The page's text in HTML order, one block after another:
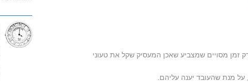
זמן מסויים שמצביע שאכן המעסיק שקל את טעוני
על מנת שהעובד יענה עליהם.